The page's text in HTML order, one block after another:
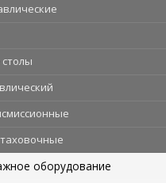
оборудование